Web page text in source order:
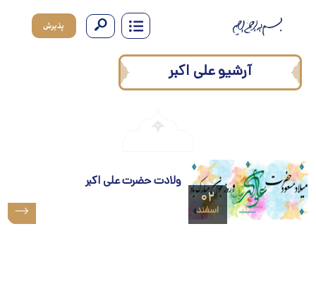
آرشیو علی اکبر
۰۲
اسفند
ولادت حضرت علی اکبر